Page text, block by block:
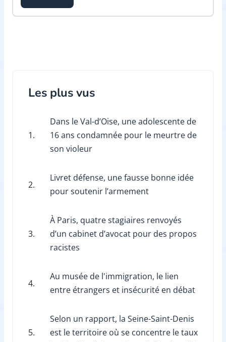
Les plus vus
1.
Dans le Val-d’Oise, une adolescente de
16 ans condamnée pour le meurtre de
son violeur
2.
Livret défense, une fausse bonne idée
pour soutenir l’armement
3.
À Paris, quatre stagiaires renvoyés
d’un cabinet d’avocat pour des propos
racistes
4.
Au musée de l'immigration, le lien
entre étrangers et insécurité en débat
5.
Selon un rapport, la Seine-Saint-Denis
est le territoire où se concentre le taux